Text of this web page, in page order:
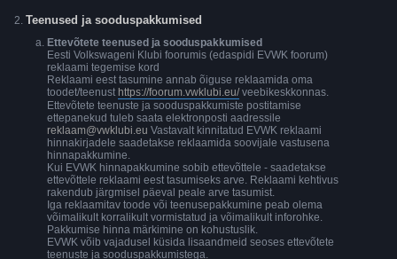
Teenused ja sooduspakkumised
Ettevõtete teenused ja sooduspakkumised
Eesti Volkswageni Klubi foorumis (edaspidi EVWK foorum)
reklaami tegemise kord
Reklaami eest tasumine annab õiguse reklaamida oma
toodet/teenust https://foorum.vwklubi.eu/veebikeskkonnas.
Ettevõtete teenuste ja sooduspakkumiste postitamise
ettepanekud tuleb saata elektronposti aadressile
reklaam@vwklubi.eu Vastavalt kinnitatud EVWK reklaami
hinnakirjadele saadetakse reklaamida soovijale vastusena
hinnapakkumine.
Kui EVWK hinnapakkumine sobib ettevõttele - saadetakse
ettevõttele reklaami eest tasumiseks arve. Reklaami kehtivus
rakendub järgmisel päeval peale arve tasumist.
Iga reklaamitav toode või teenusepakkumine peab olema
võimalikult korralikult vormistatud ja võimalikult inforohke.
Pakkumise hinna märkimine on kohustuslik.
EVWK võib vajadusel küsida lisaandmeid seoses ettevõtete
teenuste ja sooduspakkumistega.